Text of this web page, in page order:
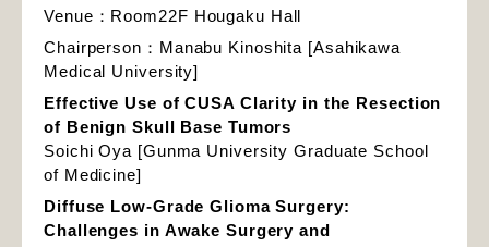
Venue：Room22F Hougaku Hall
Chairperson：Manabu Kinoshita [Asahikawa
Medical University]
Effective Use of CUSA Clarity in the Resection
of Benign Skull Base Tumors
Soichi Oya [Gunma University Graduate School
of Medicine]
Diffuse Low-Grade Glioma Surgery:
Challenges in Awake Surgery and